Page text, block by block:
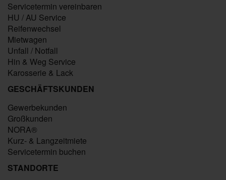
Servicetermin vereinbaren
HU / AU Service
Reifenwechsel
Mietwagen
Unfall / Notfall
Hin & Weg Service
Karosserie & Lack
GESCHÄFTSKUNDEN
Gewerbekunden
Großkunden
NORA®
Kurz- & Langzeitmiete
Servicetermin buchen
STANDORTE